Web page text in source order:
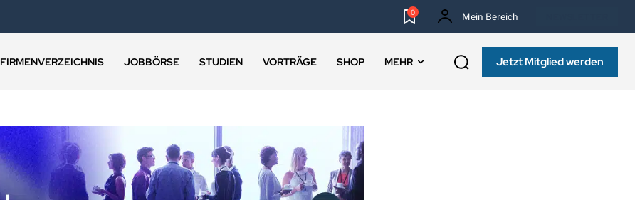
0 Mein Bereich
FIRMENVERZEICHNIS JOBBÖRSE STUDIEN VORTRÄGE SHOP MEHR Jetzt Mitglied werden